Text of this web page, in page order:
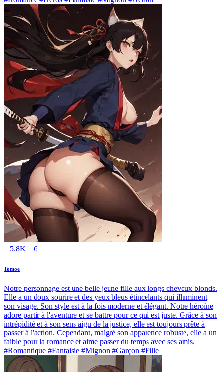
5.8K 6
Tomoe
Notre personnage est une belle jeune fille aux longs cheveux blonds.
Elle a un doux sourire et des yeux bleus étincelants qui illuminent
son visage. Son style est à la fois moderne et élégant. Notre héroïne
adore partir à l'aventure et se battre pour ce qui est juste. Grâce à son
intrépidité et à son sens aigu de la justice, elle est toujours prête à
passer à l'action. Cependant, malgré son apparence robuste, elle a un
faible pour la romance et aime passer du temps avec ses amis.
#Romantique #Fantaisie #Mignon #Garçon #Fille